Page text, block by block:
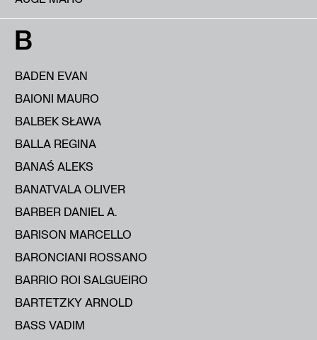
B
BADEN EVAN
BAIONI MAURO
BALBEK SŁAWA
BALLA REGINA
BANAŚ ALEKS
BANATVALA OLIVER
BARBER DANIEL A.
BARISON MARCELLO
BARONCIANI ROSSANO
BARRIO ROI SALGUEIRO
BARTETZKY ARNOLD
BASS VADIM